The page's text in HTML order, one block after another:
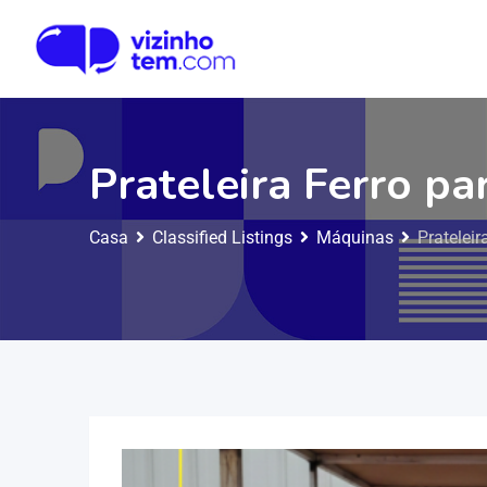
Prateleira Ferro
Casa Classified Listings Máquinas